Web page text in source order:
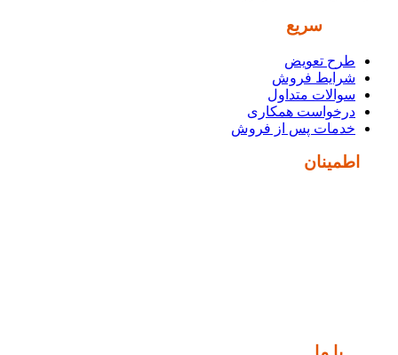
سریع
طرح تعویض
شرایط فروش
سوالات متداول
درخواست همکاری
خدمات پس از فروش
اطمینان